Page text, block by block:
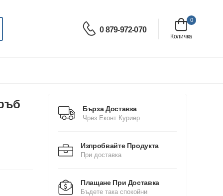
0 879-972-070
0
Количка
Бърза Доставка
Чрез Еконт Куриер
Изпробвайте Продукта
При доставка
Плащане При Доставка
Бъдете така спокойни